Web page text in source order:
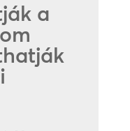
a